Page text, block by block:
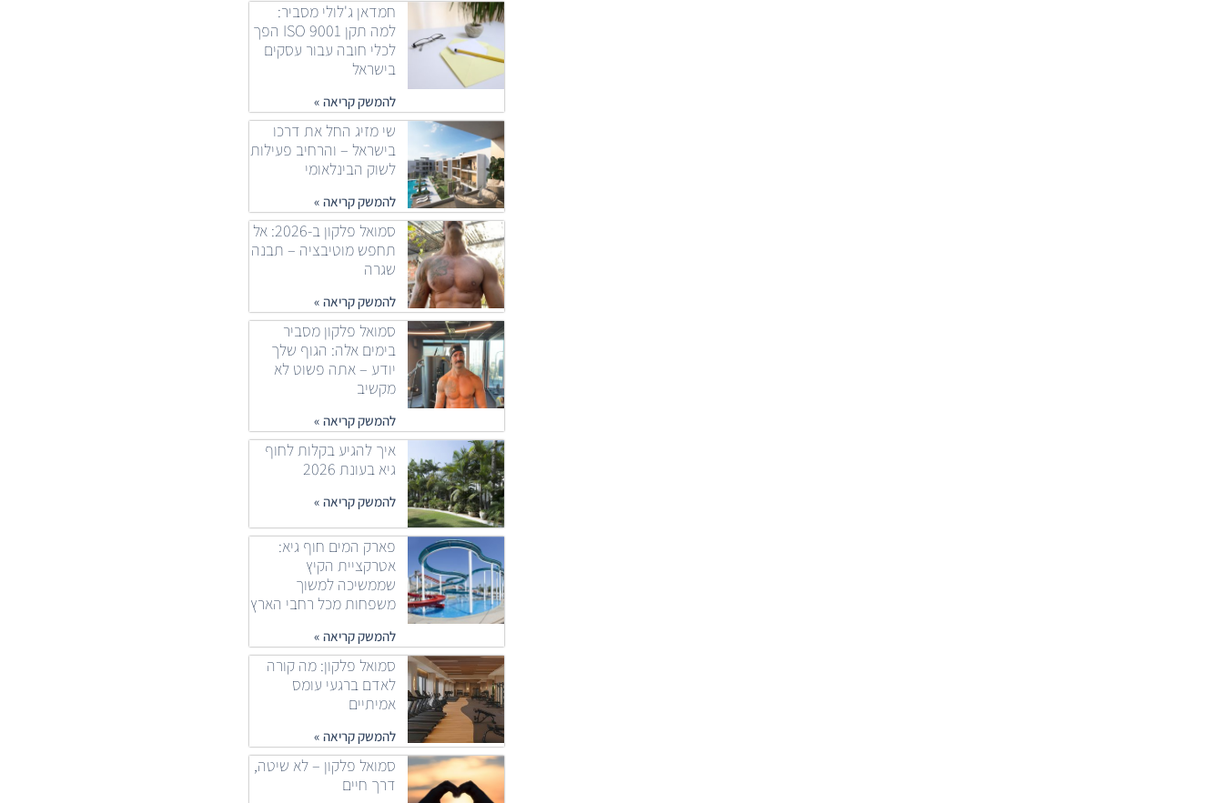
חמדאן ג'לולי מסביר:
למה תקן ISO 9001 הפך
לכלי חובה עבור עסקים
בישראל
להמשק קריאה »
שי מזיג החל את דרכו
בישראל – והרחיב פעילות
לשוק הבינלאומי
להמשק קריאה »
סמואל פלקון ב-2026: אל
תחפש מוטיבציה – תבנה
שגרה
להמשק קריאה »
סמואל פלקון מסביר
בימים אלה: הגוף שלך
יודע – אתה פשוט לא
מקשיב
להמשק קריאה »
איך להגיע בקלות לחוף
גיא בעונת 2026
להמשק קריאה »
פארק המים חוף גיא:
אטרקציית הקיץ
שממשיכה למשוך
משפחות מכל רחבי הארץ
להמשק קריאה »
סמואל פלקון: מה קורה
לאדם ברגעי עומס
אמיתיים
להמשק קריאה »
סמואל פלקון – לא שיטה,
דרך חיים